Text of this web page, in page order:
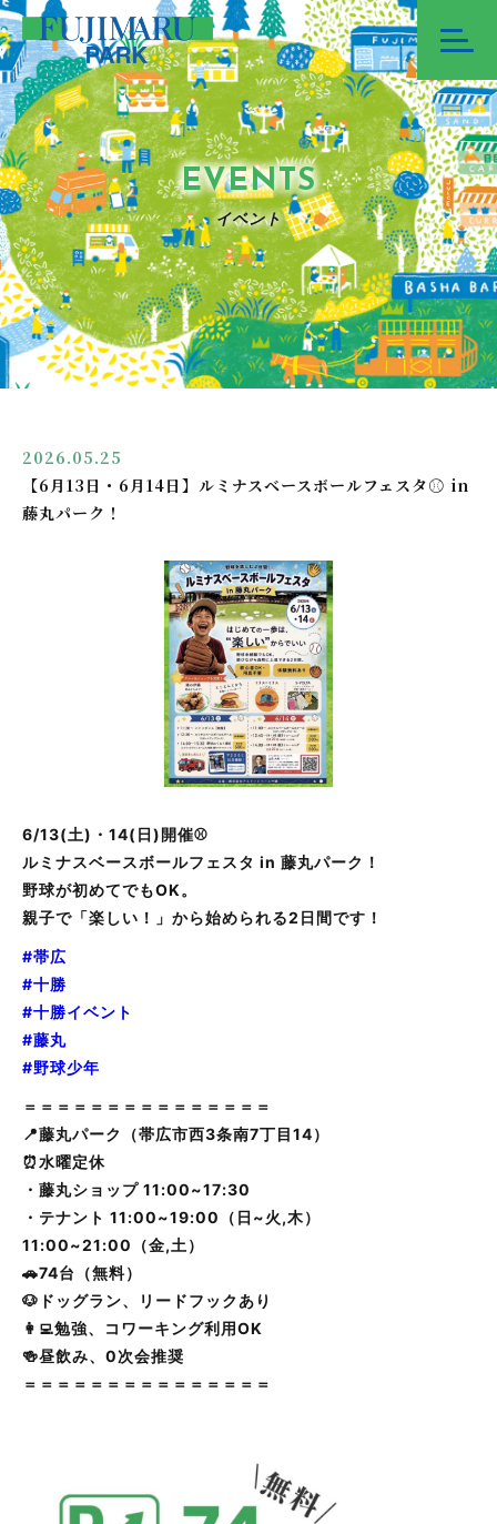
EVENTS
イベント
2026.05.25
【6月13日・6月14日】ルミナスベースボールフェスタ⚾ in
藤丸パーク！
6/13(土)・14(日)開催⚾️
ルミナスベースボールフェスタ in 藤丸パーク！
野球が初めてでもOK。
親子で「楽しい！」から始められる2日間です！
#帯広
#十勝
#十勝イベント
#藤丸
#野球少年
＝＝＝＝＝＝＝＝＝＝＝＝＝＝＝
📍藤丸パーク（帯広市西3条南7丁目14）
⏰水曜定休
・藤丸ショップ 11:00~17:30
・テナント 11:00~19:00（日~火,木）
11:00~21:00（金,土）
🚗74台（無料）
🐶ドッグラン、リードフックあり
👩‍💻勉強、コワーキング利用OK
🍻昼飲み、0次会推奨
＝＝＝＝＝＝＝＝＝＝＝＝＝＝＝